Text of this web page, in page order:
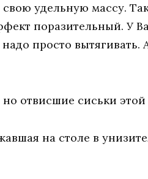
свою удельную массу.
поразительный. У
просто вытягивать.
отвисшие сиськи
на столе в